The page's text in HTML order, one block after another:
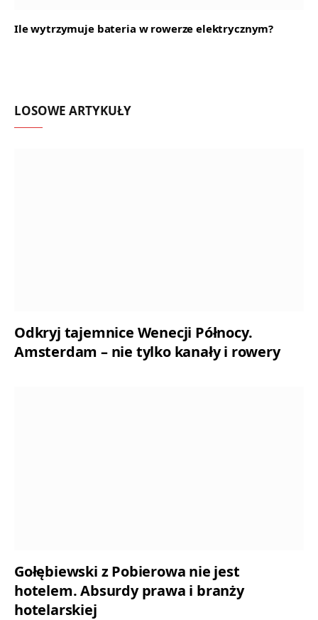
Ile wytrzymuje bateria w rowerze elektrycznym?
LOSOWE ARTYKUŁY
Odkryj tajemnice Wenecji Północy.
Amsterdam – nie tylko kanały i rowery
Gołębiewski z Pobierowa nie jest
hotelem. Absurdy prawa i branży
hotelarskiej